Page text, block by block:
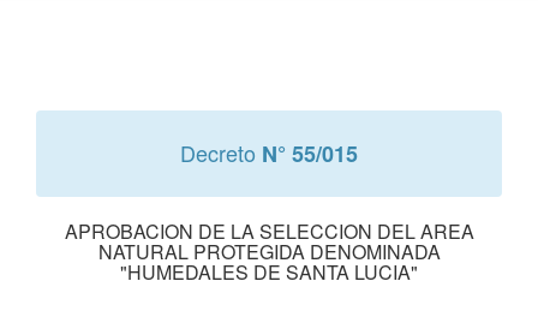
Decreto N° 55/015
APROBACION DE LA SELECCION DEL AREA
NATURAL PROTEGIDA DENOMINADA
"HUMEDALES DE SANTA LUCIA"